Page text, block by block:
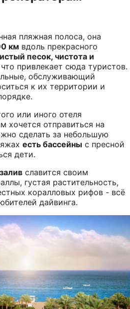
пляжная полоса, она
км вдоль прекрасного
песок, чистота и
привлекает сюда туристов.
обслуживающий
к их территории и
или иного отеля
хочется отправиться на
сделать за небольшую
есть бассейны с пресной
дети.
славится своим
густая растительность,
коралловых рифов - всё
дайвинга.